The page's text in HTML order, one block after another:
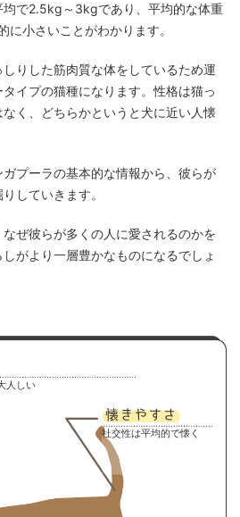
均で2.5kg～3kgであり、平均的な体重
小さいことがわかります。
りした筋肉質な体をしているため運
イプの猫種になります。性格は猫っ
く、どちらかというと犬に近い人懐
プーラの基本的な情報から、彼らが
していきます。
ぜ彼らが多くの人に愛されるのかを
がより一層豊かなものになるでしょ
人しい
社交性は平均的で懐く